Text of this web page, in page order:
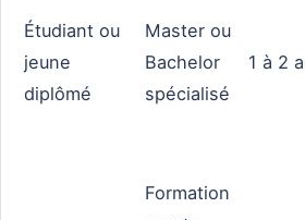
Étudiant ou
jeune
diplômé
Master ou
Bachelor
spécialisé
1 à 2
Formation